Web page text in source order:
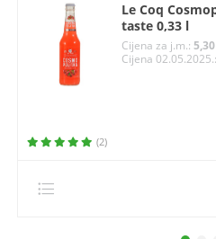
Le Coq
taste 0,33 l
Cijena za j.m.:
Cijena 02.05.2025.:
(2)